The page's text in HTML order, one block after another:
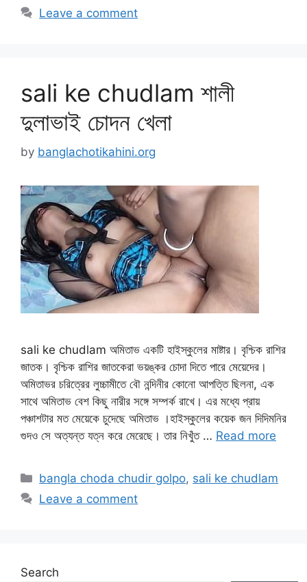
Leave a comment
sali ke chudlam শালী
দুলাভাই চোদন খেলা
by banglachotikahini.org
sali ke chudlam অমিতাভ একটি হাইস্কুলের মাষ্টার। বৃশ্চিক রাশির
জাতক। বৃশ্চিক রাশির জাতকেরা ভয়ঙ্কর চোদা দিতে পারে মেয়েদের।
অমিতাভর চরিত্রের লুচ্চামীতে বৌ নন্দিনীর কোনো আপত্তি ছিলনা, এক
সাথে অমিতাভ বেশ কিছু নারীর সঙ্গে সম্পর্ক রাখে। এর মধ্যে প্রায়
পঞ্চাশটার মত মেয়েকে চুদেছে অমিতাভ ।হাইস্কুলের কয়েক জন দিদিমনির
গুদও সে অত্যন্ত যত্ন করে মেরেছে। তার নিখুঁত … Read more
Categories
bangla choda chudir golpo, sali ke chudlam
Leave a comment
Search